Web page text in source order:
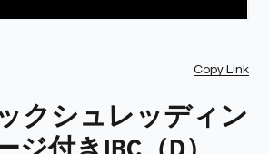
Copy Link
クシュレッディン